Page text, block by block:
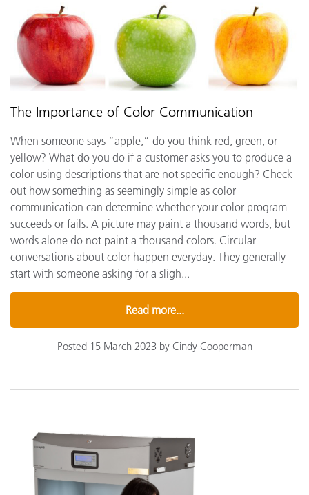
The Importance of Color Communication
When someone says “apple,” do you think red, green, or
yellow? What do you do if a customer asks you to produce a
color using descriptions that are not specific enough? Check
out how something as seemingly simple as color
communication can determine whether your color program
succeeds or fails. A picture may paint a thousand words, but
words alone do not paint a thousand colors. Circular
conversations about color happen everyday. They generally
start with someone asking for a sligh...
Read more...
Posted 15 March 2023 by Cindy Cooperman